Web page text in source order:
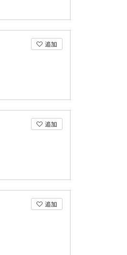
追加
追加
追加